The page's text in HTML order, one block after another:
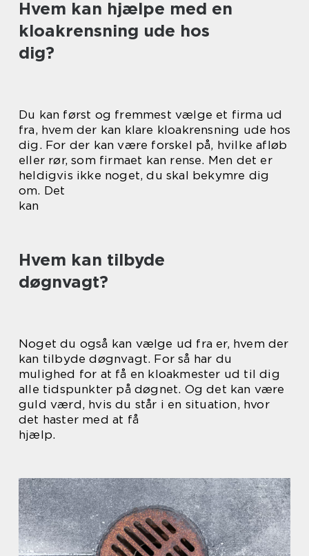
Hvem kan hjælpe med en
kloakrensning ude hos
dig?
Du kan først og fremmest vælge et firma ud
fra, hvem der kan klare kloakrensning ude hos
dig. For der kan være forskel på, hvilke afløb
eller rør, som firmaet kan rense. Men det er
heldigvis ikke noget, du skal bekymre dig
om. Det
kan
Hvem kan tilbyde
døgnvagt?
Noget du også kan vælge ud fra er, hvem der
kan tilbyde døgnvagt. For så har du
mulighed for at få en kloakmester ud til dig
alle tidspunkter på døgnet. Og det kan være
guld værd, hvis du står i en situation, hvor
det haster med at få
hjælp.